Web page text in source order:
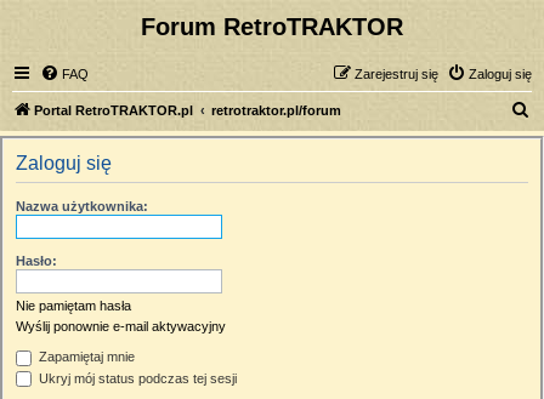
Forum RetroTRAKTOR
FAQ Zaloguj się
Zarejestruj się
Portal RetroTRAKTOR.pl retrotraktor.pl/forum
z
Zaloguj się
Nazwa użytkownika:
Hasło:
Nie pamiętam hasła
Wyślij ponownie e-mail aktywacyjny
Zapamiętaj mnie
Ukryj mój status podczas tej sesji